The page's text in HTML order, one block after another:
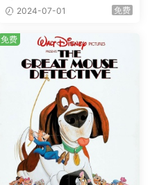
@HDHome [BDISO 19.7GB]
2024-07-01 免费
免费